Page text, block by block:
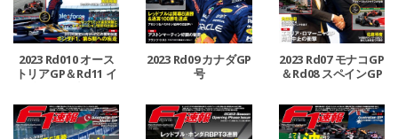
2023 Rd010 オース
トリアGP＆Rd11 イ
2023 Rd09 カナダGP
号
2023 Rd07 モナコGP
＆Rd08 スペインGP